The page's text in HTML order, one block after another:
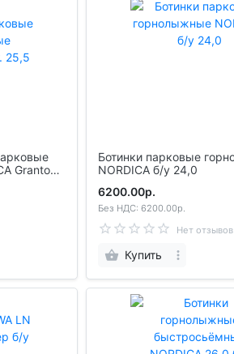
Ботинки парковые горнолыжные
NORDICA б/у 24,0
6200.00р.
Без НДС: 6200.00р.
Нет отзывов
Купить